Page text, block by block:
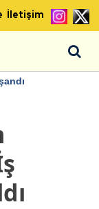
İletişim